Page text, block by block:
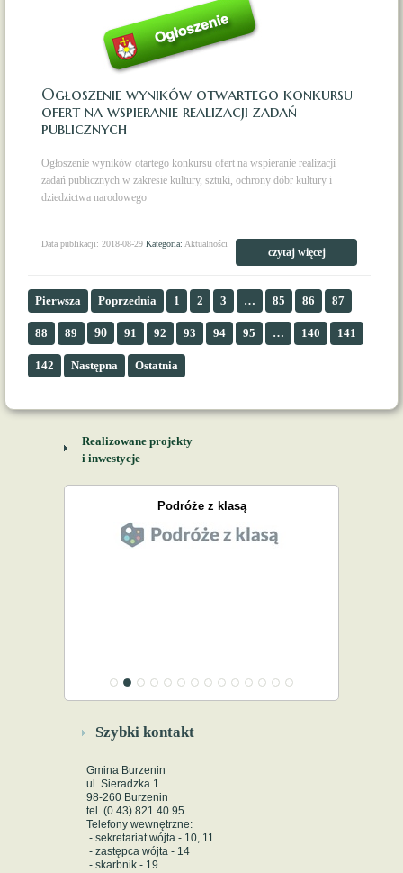
Ogłoszenie wyników otwartego konkursu
ofert na wspieranie realizacji zadań
publicznych
Ogłoszenie wyników otartego konkursu ofert na wspieranie realizacji
zadań publicznych w zakresie kultury, sztuki, ochrony dóbr kultury i
dziedzictwa narodowego
czytaj więcej
Data publikacji: 2018-08-29 Kategoria: Aktualności
Pierwsza Poprzednia 1 2 3 … 85 86 87
88 89 90 91 92 93 94 95 … 140 141
142 Następna Ostatnia
Realizowane projekty
i inwestycje
Podróże z klasą
Szybki kontakt
Gmina Burzenin
ul. Sieradzka 1
98-260 Burzenin
tel. (0 43) 821 40 95
Telefony wewnętrzne:
- sekretariat wójta - 10, 11
- zastępca wójta - 14
- skarbnik - 19